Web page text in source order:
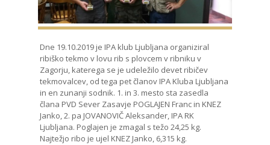
Dne 19.10.2019 je IPA klub Ljubljana organiziral
ribiško tekmo v lovu rib s plovcem v ribniku v
Zagorju, katerega se je udeležilo devet ribičev
tekmovalcev, od tega pet članov IPA Kluba Ljubljana
in en zunanji sodnik. 1. in 3. mesto sta zasedla
člana PVD Sever Zasavje POGLAJEN Franc in KNEZ
Janko, 2. pa JOVANOVIČ Aleksander, IPA RK
Ljubljana. Poglajen je zmagal s težo 24,25 kg.
Najtežjo ribo je ujel KNEZ Janko, 6,315 kg.